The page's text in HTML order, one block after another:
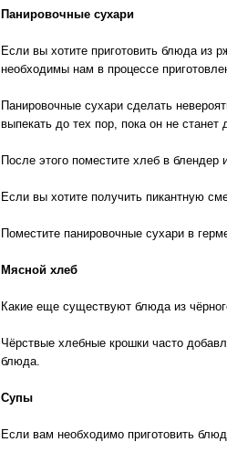
Панировочные сухари
Если вы хотите приготовить блюда из
необходимы нам в процессе
Панировочные сухари сделать
выпекать до тех пор, пока он не
После этого поместите хлеб в
Если вы хотите получить пикантную
Поместите панировочные сухари в
Мясной хлеб
Какие еще существуют блюда из
Чёрствые хлебные крошки часто
блюда.
Супы
Если вам необходимо приготовить